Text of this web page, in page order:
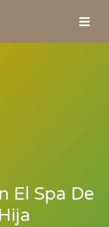
El Spa De